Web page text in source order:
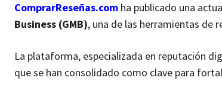
ComprarReseñas.com ha publicado una
Business (GMB), una de las herramientas de
La plataforma, especializada en reputación
que se han consolidado como clave para